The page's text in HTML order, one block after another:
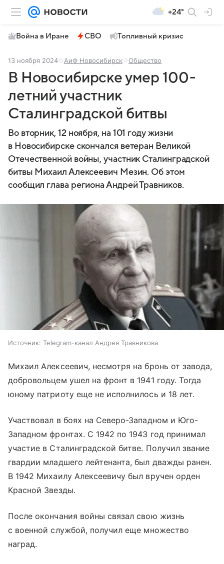
+24°
Война в Иране СВО Топливный кризис
13 ноября 2024 АиФ Новосибирск Общество
В Новосибирске умер 100-
летний участник
Сталинградской битвы
Во вторник, 12 ноября, на 101 году жизни
в Новосибирске скончался ветеран Великой
Отечественной войны, участник Сталинградской
битвы Михаил Алексеевич Мезин. Об этом
сообщил глава региона Андрей Травников.
Источник: Telegram-канал Андрея Травникова
Михаил Алексеевич, несмотря на бронь от завода,
добровольцем ушел на фронт в 1941 году. Тогда
юному патриоту еще не исполнилось и 18 лет.
Участвовал в боях на Северо-Западном и Юго-
Западном фронтах. С 1942 по 1943 год принимал
участие в Сталинградской битве. Получил звание
гвардии младшего лейтенанта, был дважды ранен.
В 1942 Михаилу Алексеевичу был вручен орден
Красной Звезды.
После окончания войны связал свою жизнь
с военной службой, получил еще множество
наград.